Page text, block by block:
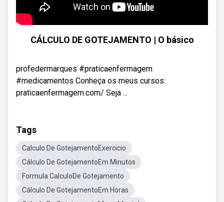
CÁLCULO DE GOTEJAMENTO | O básico
profedermarques #praticaenfermagem
#medicamentos Conheça os meus cursos:
praticaenfermagem.com/ Seja ...
Tags
Calculo De GotejamentoExercicio
Cálculo De GotejamentoEm Minutos
Formula CalculoDe Gotejamento
Cálculo De GotejamentoEm Horas